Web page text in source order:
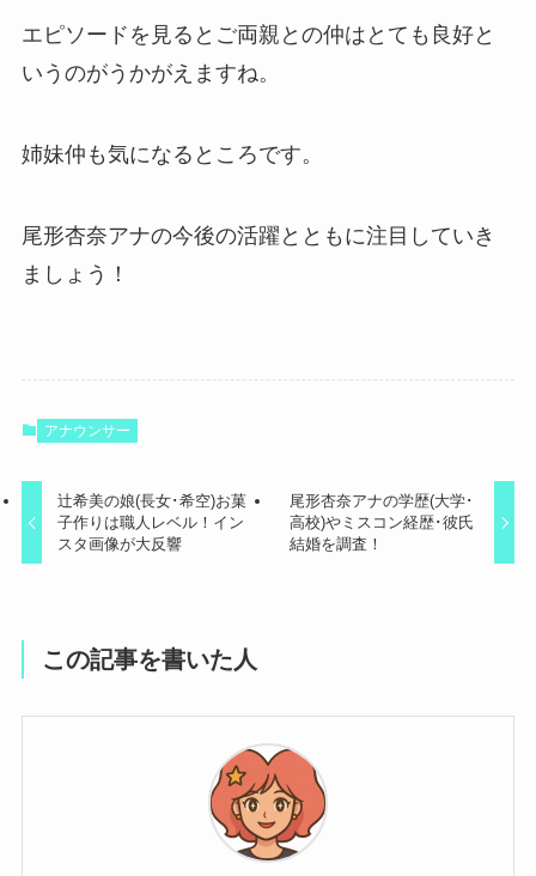
エピソードを見るとご両親との仲はとても良好と
いうのがうかがえますね。
姉妹仲も気になるところです。
尾形杏奈アナの今後の活躍とともに注目していき
ましょう！
アナウンサー
辻希美の娘(長女･希空)お菓
子作りは職人レベル！イン
スタ画像が大反響
尾形杏奈アナの学歴(大学･
高校)やミスコン経歴･彼氏
結婚を調査！
この記事を書いた人